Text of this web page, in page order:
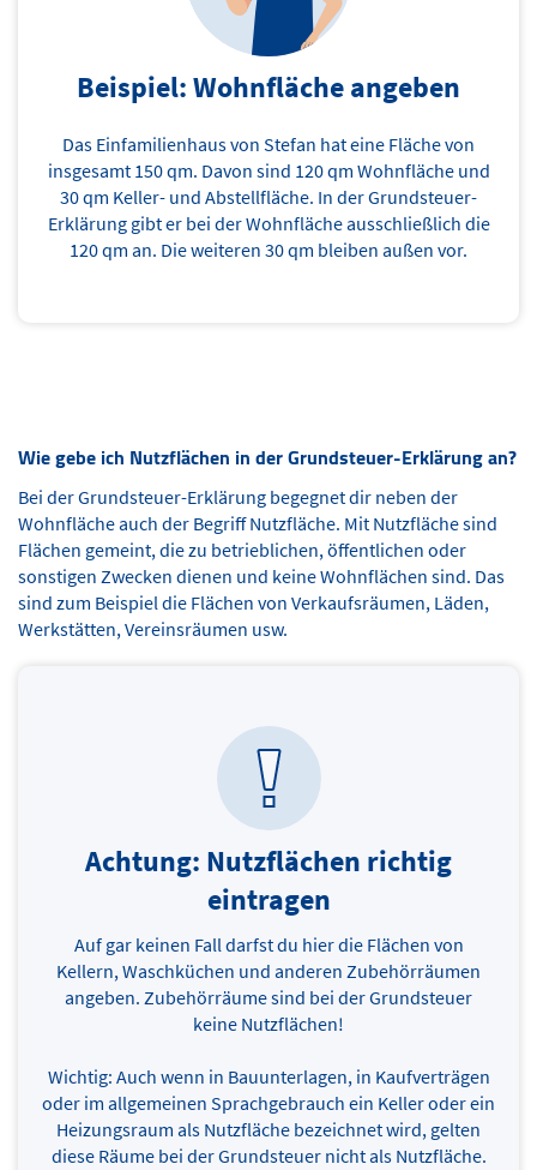
Beispiel: Wohnfläche angeben
Das Einfamilienhausvon Stefan hat eine Fläche von
insgesamt 150 qm. Davon sind 120 qm Wohnfläche und
30 qm Keller- und Abstellfläche. In der Grundsteuer-
Erklärung gibterbei der Wohnfläche ausschließlich die
120 qm an. Die weiteren 30 qm bleiben außen vor.
Wie gebe ich Nutzflächen in der Grundsteuer-Erklärung an?
Bei der Grundsteuer-Erklärung begegnet dir neben der
Wohnfläche auch der Begriff Nutzfläche. Mit Nutzfläche sind
Flächen gemeint, die zu betrieblichen, öffentlichen oder
sonstigen Zwecken dienen und keine Wohnflächen sind. Das
sind zum Beispiel die Flächen von Verkaufsräumen, Läden,
Werkstätten, Vereinsräumen usw.
Achtung: Nutzflächen richtig
eintragen
Auf gar keinen Fall darfst du hier die Flächen von
Kellern, Waschküchen und anderen Zubehörräumen
angeben. Zubehörräume sind bei der Grundsteuer
keine Nutzflächen!
Wichtig: Auch wenn in Bauunterlagen, in Kaufverträgen
oder im allgemeinen Sprachgebrauch ein Keller oder ein
Heizungsraum als Nutzfläche bezeichnet wird, gelten
diese Räume bei der Grundsteuer nicht als Nutzfläche.